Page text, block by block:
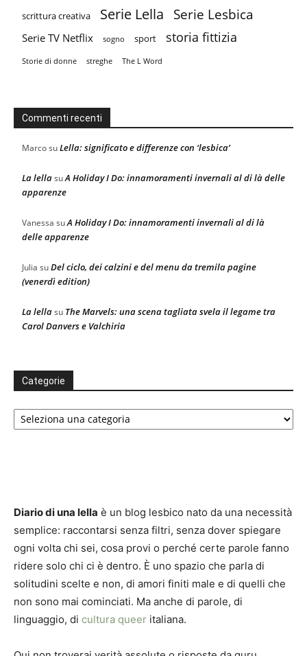
scrittura creativa Serie Lella Serie Lesbica
Serie TV Netflix sogno sport storia fittizia
Storie di donne streghe The L Word
Commenti recenti
MarcosuLella: significato e differenze con ‘lesbica’
La lellasuA Holiday I Do: innamoramenti invernali al di là delle
apparenze
Vanessa suA Holiday I Do: innamoramenti invernali al di là
delle apparenze
Julia suDel ciclo, dei calzini e del menu da tremila pagine
(venerdì edition)
La lellasu The Marvels: una scena tagliata svela il legame tra
Carol Danvers e Valchiria
Categorie
Categorie
Diario di una lella è un blog lesbico nato da una necessità
semplice: raccontarsi senza filtri, senza dover spiegare
ogni volta chi sei, cosa provi o perché certe parole fanno
ridere solo chi ci è dentro. È uno spazio che parla di
solitudini scelte e non, di amori finiti male e di quelli che
non sono mai cominciati. Ma anche di parole, di
linguaggio, di cultura queer italiana.